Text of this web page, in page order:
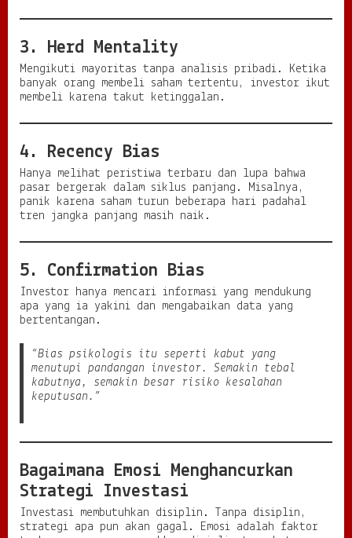
3. Herd Mentality
Mengikuti mayoritas tanpa analisis pribadi. Ketika
banyak orang membeli saham tertentu, investor ikut
membeli karena takut ketinggalan.
4. Recency Bias
Hanya melihat peristiwa terbaru dan lupa bahwa
pasar bergerak dalam siklus panjang. Misalnya,
panik karena saham turun beberapa hari padahal
tren jangka panjang masih naik.
5. Confirmation Bias
Investor hanya mencari informasi yang mendukung
apa yang ia yakini dan mengabaikan data yang
bertentangan.
“Bias psikologis itu seperti kabut yang
menutupi pandangan investor. Semakin tebal
kabutnya, semakin besar risiko kesalahan
keputusan.”
Bagaimana Emosi Menghancurkan
Strategi Investasi
Investasi membutuhkan disiplin. Tanpa disiplin,
strategi apa pun akan gagal. Emosi adalah faktor